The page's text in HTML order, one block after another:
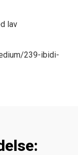
lav
239-ibidi-